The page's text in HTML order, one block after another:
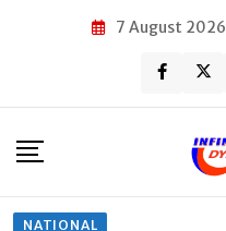
7 August 2026
NATIONAL